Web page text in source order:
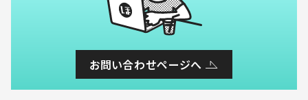
お問い合わせページへ